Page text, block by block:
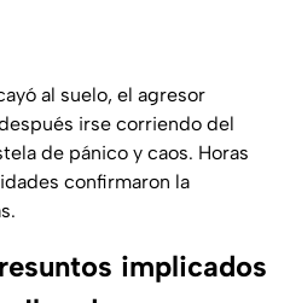
al suelo, el agresor
irse corriendo del
de pánico y caos. Horas
confirmaron la
implicados